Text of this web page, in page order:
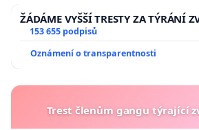
ŽÁDÁME VYŠŠÍ TRESTY ZA TÝRÁNÍ
153 655 podpisů
Oznámení o transparentnosti
Trest členům gangu týrající